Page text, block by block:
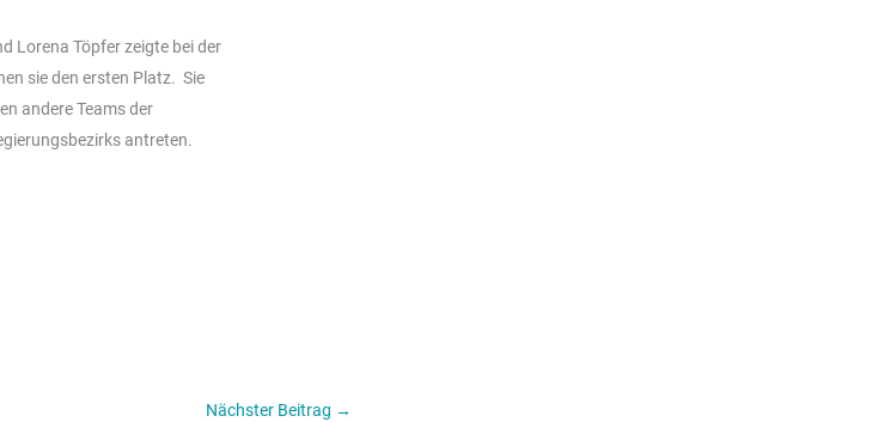
Lorena Töpfer zeigte bei der
sie den ersten Platz. Sie
andere Teams der
antreten.
Nächster Beitrag →